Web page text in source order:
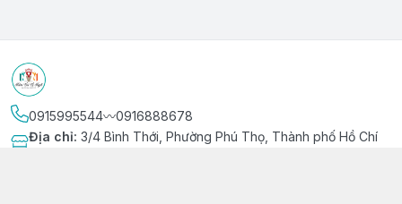
0915995544〰️0916888678
Địa chỉ: 3/4 Bình Thới, Phường Phú Thọ, Thành phố Hồ Chí